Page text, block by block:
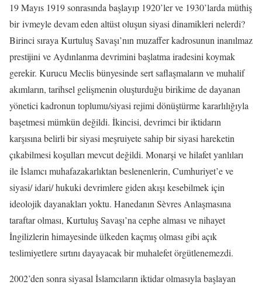
19 Mayıs 1919 sonrasında başlayıp 1920’ler ve 1930’larda müthiş
bir ivmeyle devam eden altüst oluşun siyasi dinamikleri nelerdi?
Birinci sıraya Kurtuluş Savaşı’nın muzaffer kadrosunun inanılmaz
prestijini ve Aydınlanma devrimini başlatma iradesini koymak
gerekir. Kurucu Meclis bünyesinde sert saflaşmaların ve muhalif
akımların, tarihsel gelişmenin oluşturduğu birikime de dayanan
yönetici kadronun toplumu/siyasi rejimi dönüştürme kararlılığıyla
başetmesi mümkün değildi. İkincisi, devrimci bir iktidarın
karşısına belirli bir siyasi meşruiyete sahip bir siyasi hareketin
çıkabilmesi koşulları mevcut değildi. Monarşi ve hilafet yanlıları
ile İslamcı muhafazakarlıktan beslenenlerin, Cumhuriyet’e ve
siyasi/ idari/ hukuki devrimlere giden akışı kesebilmek için
ideolojik dayanakları yoktu. Hanedanın Sèvres Anlaşmasına
taraftar olması, Kurtuluş Savaşı’na cephe alması ve nihayet
İngilizlerin himayesinde ülkeden kaçmış olması gibi açık
teslimiyetlere sırtını dayayacak bir muhalefet örgütlenemezdi.
2002’den sonra siyasal İslamcıların iktidar olmasıyla başlayan